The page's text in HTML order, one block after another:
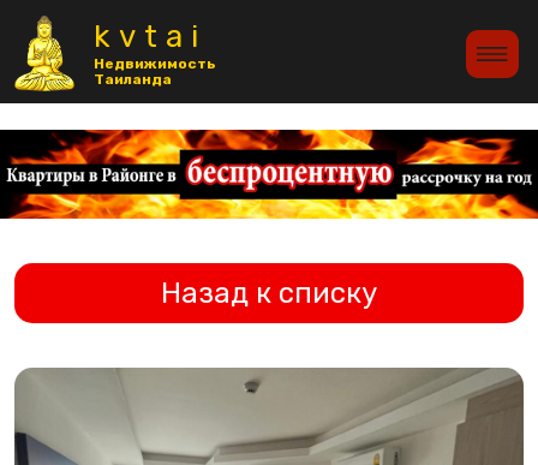
kvtai
Недвижимость
Таиланда
Назад к списку